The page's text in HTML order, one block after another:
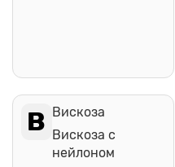
В Вискоза
Вискоза с
нейлоном